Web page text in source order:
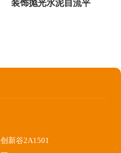
装饰抛光水泥自流平
新谷2A1501